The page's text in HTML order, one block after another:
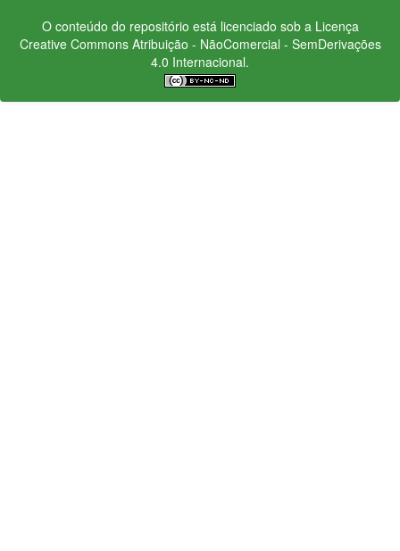
O conteúdo do repositório está licenciado sob a Licença
Creative CommonsAtribuição - NãoComercial - SemDerivações
4.0 Internacional.